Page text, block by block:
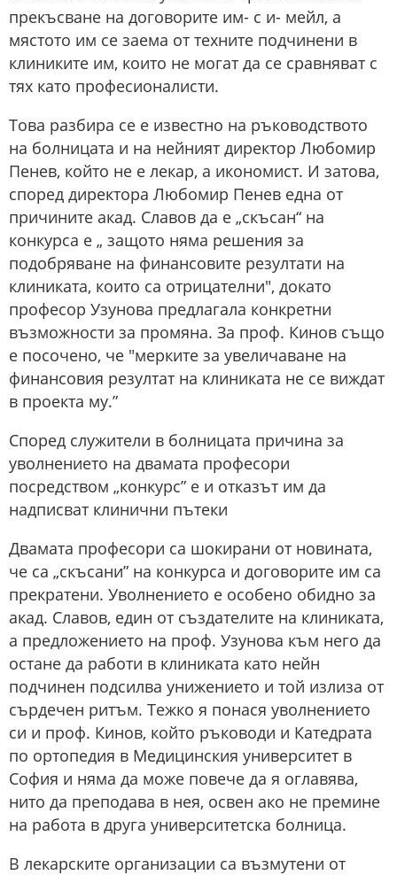
прекъсване на договорите им- с и- мейл, а
мястото им се заема от техните подчинени в
клиниките им, които не могат да се сравняват с
тях като професионалисти.
Това разбира се е известно на ръководството
на болницата и на нейният директор Любомир
Пенев, който не е лекар, а икономист. И затова,
според директора Любомир Пенев една от
причините акад. Славов да е „скъсан“ на
конкурса е „ защото няма решения за
подобряване на финансовите резултати на
клиниката, които са отрицателни", докато
професор Узунова предлагала конкретни
възможности за промяна. За проф. Кинов също
е посочено, че "мерките за увеличаване на
финансовия резултат на клиниката не се виждат
в проекта му.”
Според служители в болницата причина за
уволнението на двамата професори
посредством „конкурс” е и отказът им да
надписват клинични пътеки
Двамата професори са шокирани от новината,
че са „скъсани” на конкурса и договорите им са
прекратени. Уволнението е особено обидно за
акад. Славов, един от създателите на клиниката,
а предложението на проф. Узунова към него да
остане да работи в клиниката като нейн
подчинен подсилва унижението и той излиза от
сърдечен ритъм. Тежко я понася уволнението
си и проф. Кинов, който ръководи и Катедрата
по ортопедия в Медицинския университет в
София и няма да може повече да я оглавява,
нито да преподава в нея, освен ако не премине
на работа в друга университетска болница.
В лекарските организации са възмутени от